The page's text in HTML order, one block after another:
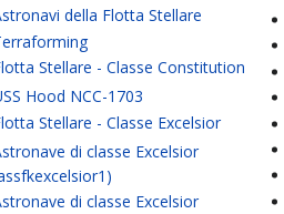
della Flotta Stellare
Stellare - Classe Constitution
Hood NCC-1703
Stellare - Classe Excelsior
di classe Excelsior
di classe Excelsior